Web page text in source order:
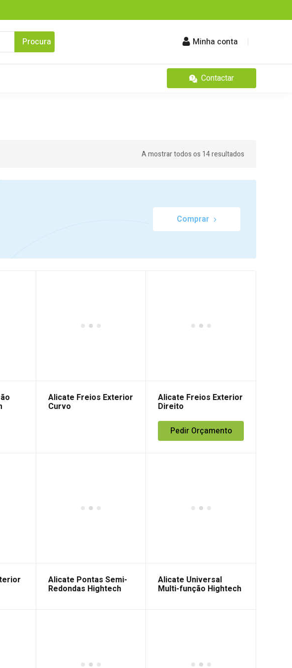
Minha conta
Contactar
A mostrar todos os 14 resultados
Comprar
Alicate Freios Exterior
Curvo
Alicate Freios Exterior
Direito
Pedir Orçamento
Alicate Pontas Semi-
Redondas Hightech
Alicate Universal
Multi-função Hightech